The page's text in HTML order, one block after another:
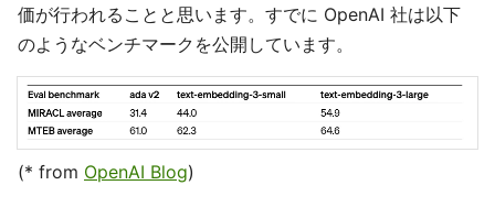
価が行われることと思います。すでに OpenAI 社は以下
のようなベンチマークを公開しています。
(* from OpenAI Blog)